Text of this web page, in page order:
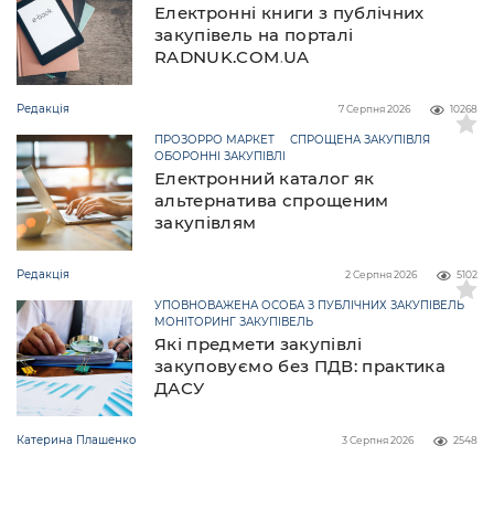
Електронні книги з публічних
закупівель на порталі
RADNUK.COM.UA
Редакція 10268
7 Серпня 2026
Електронний каталог як
альтернатива спрощеним
закупівлям
ПРОЗОРРО МАРКЕТ
СПРОЩЕНА ЗАКУПІВЛЯ
ОБОРОННІ ЗАКУПІВЛІ
Редакція 5102
2 Серпня 2026
Які предмети закупівлі
закуповуємо без ПДВ: практика
ДАСУ
УПОВНОВАЖЕНА ОСОБА З ПУБЛІЧНИХ ЗАКУПІВЕЛЬ
МОНІТОРИНГ ЗАКУПІВЕЛЬ
Катерина Плашенко 2548
3 Серпня 2026